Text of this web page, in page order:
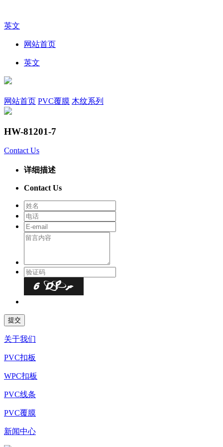
英文
网站首页
英文
网站首页 PVC覆膜 木纹系列
HW-81201-7
Contact Us
详细描述
Contact Us
关于我们
PVC扣板
WPC扣板
PVC线条
PVC覆膜
新闻中心